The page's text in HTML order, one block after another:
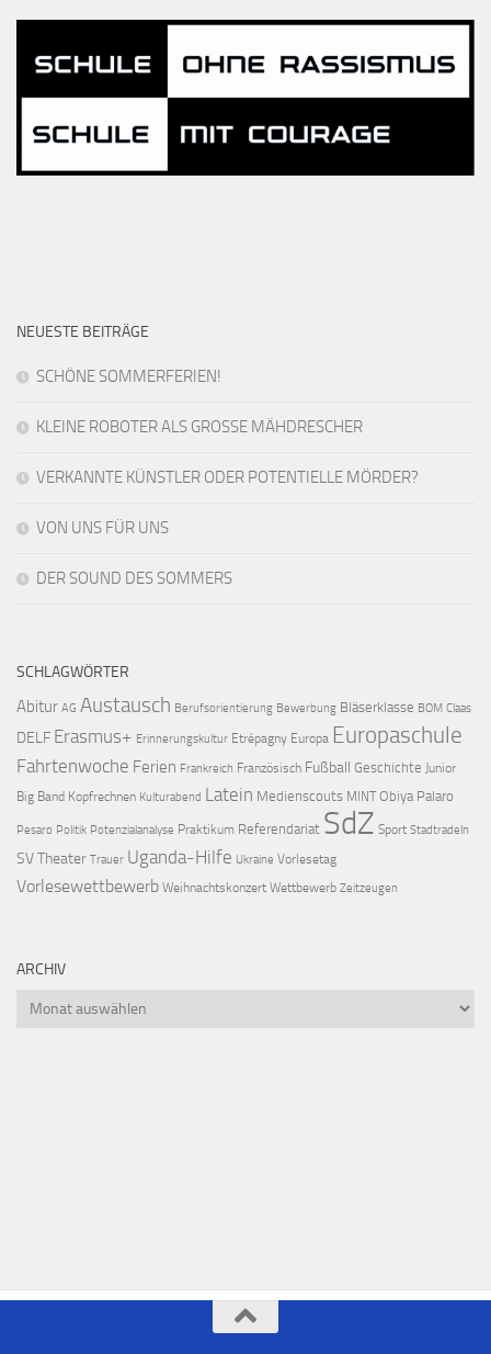
NEUESTE BEITRÄGE
SCHÖNE SOMMERFERIEN!
KLEINE ROBOTER ALS GROSSE MÄHDRESCHER
VERKANNTE KÜNSTLER ODER POTENTIELLE MÖRDER?
VON UNS FÜR UNS
DER SOUND DES SOMMERS
SCHLAGWÖRTER
Abitur AG Austausch Berufsorientierung Bewerbung Bläserklasse BOM Claas
DELF Erasmus+ Erinnerungskultur Etrépagny Europa Europaschule
Fahrtenwoche Ferien Frankreich Französisch Fußball Geschichte Junior
Big Band Kopfrechnen Kulturabend Latein Medienscouts MINT Obiya Palaro
Pesaro Politik Potenzialanalyse Praktikum Referendariat SdZ Sport Stadtradeln
SVTheater Trauer Uganda-Hilfe Ukraine Vorlesetag
Vorlesewettbewerb Weihnachtskonzert Wettbewerb Zeitzeugen
ARCHIV